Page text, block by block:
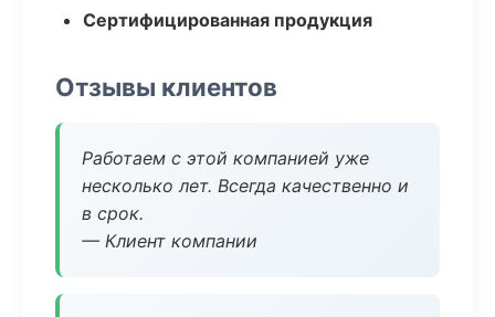
Сертифицированная продукция
Отзывы клиентов
Работаем с этой компанией уже
несколько лет. Всегда качественно и
в срок.
— Клиент компании